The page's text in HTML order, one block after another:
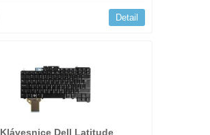
Detail
Klávesnice Dell Latitude